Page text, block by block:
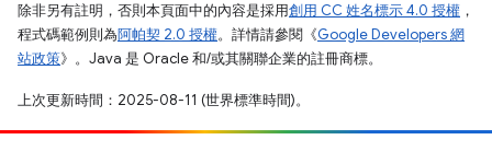
除非另有註明，否則本頁面中的內容是採用創用 CC 姓名標示 4.0 授權 ，
程式碼範例則為阿帕契 2.0 授權。詳情請參閱《Google Developers 網
站政策》。Java 是 Oracle 和/或其關聯企業的註冊商標。
上次更新時間：2025-08-11 (世界標準時間)。